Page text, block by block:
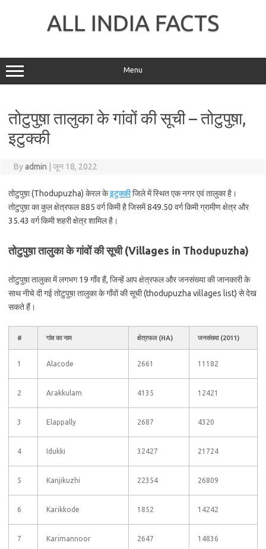
ALL INDIA FACTS
Menu
तोटुपुष़ा तालुका के गांवों की सूची – तोटुपुष़ा,
इटुक्की
Byadmin जून 18, 2022
तोटुपुष़ा (Thodupuzha) केरल केइटुक्कीजिले में स्थित एक नगर एवं तालुका है।
तोटुपुष़ा का कुल क्षेत्रफल 885 वर्ग किमी है जिसमें 849.50 वर्ग किमी ग्रामीण क्षेत्र और
35.43 वर्ग किमी शहरी क्षेत्र शामिल है।
तोटुपुष़ा तालुका के गांवों की सूची (Villages in Thodupuzha)
तोटुपुष़ा तालुका में लगभग 19 गाँव हैं, जिन्हें आप क्षेत्रफल और जनसंख्या की जानकारी के
साथ नीचे दी गई तोटुपुष़ा तालुका के गाँवों की सूची (thodupuzha villages list) से देख
सकते हैं।
# गांव का नाम क्षेत्रफल (HA) जनसंख्या (2011)
1 Alacode 2661 11182
2 Arakkulam 4135 12421
3 Elappally 2687 4320
4 Idukki 32427 21724
5 Kanjikuzhi 22354 26809
6 Karikkode 1852 14242
7 Karimannoor 2647 14836